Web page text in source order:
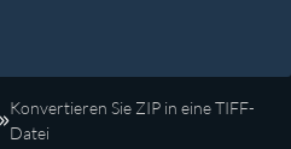
Konvertieren Sie ZIP in eine TIFF-
Datei